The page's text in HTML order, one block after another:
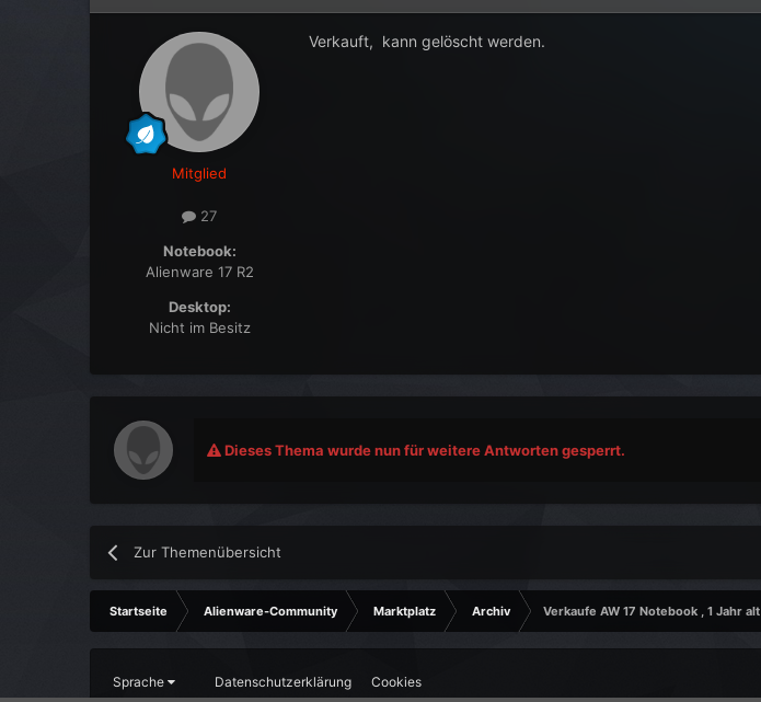
Mitglied
27
Notebook:
Alienware 17 R2
Desktop:
Nicht im Besitz
Verkauft, kann gelöscht werden.
Dieses Thema wurde nun für weitere Antworten gesperrt.
Zur Themenübersicht
Startseite Alienware-Community Marktplatz Archiv Verkaufe AW 17 Notebook , 1 Jahr alt
Sprache Datenschutzerklärung Cookies